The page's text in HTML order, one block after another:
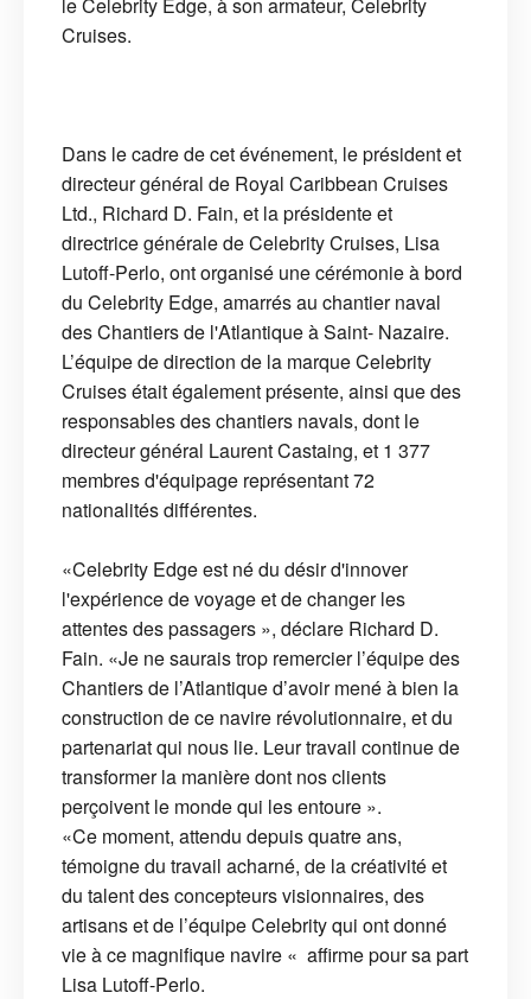
Cruises.
Dans le cadre de cet événement, le président et
directeur général de Royal Caribbean Cruises
Ltd., Richard D. Fain, et la présidente et
directrice générale de Celebrity Cruises, Lisa
Lutoff-Perlo, ont organisé une cérémonie à bord
du Celebrity Edge, amarrés au chantier naval
des Chantiers de l'Atlantique à Saint- Nazaire.
L’équipe de direction de la marque Celebrity
Cruises était également présente, ainsi que des
responsables des chantiers navals, dont le
directeur général Laurent Castaing, et 1 377
membres d'équipage représentant 72
nationalités différentes.
«Celebrity Edge est né du désir d'innover
l'expérience de voyage et de changer les
attentes des passagers », déclare Richard D.
Fain. «Je ne saurais trop remercier l’équipe des
Chantiers de l’Atlantique d’avoir mené à bien la
construction de ce navire révolutionnaire, et du
partenariat qui nous lie. Leur travail continue de
transformer la manière dont nos clients
perçoivent le monde qui les entoure ».
«Ce moment, attendu depuis quatre ans,
témoigne du travail acharné, de la créativité et
du talent des concepteurs visionnaires, des
artisans et de l’équipe Celebrity qui ont donné
vie à ce magnifique navire « affirme pour sa part
Lisa Lutoff-Perlo.